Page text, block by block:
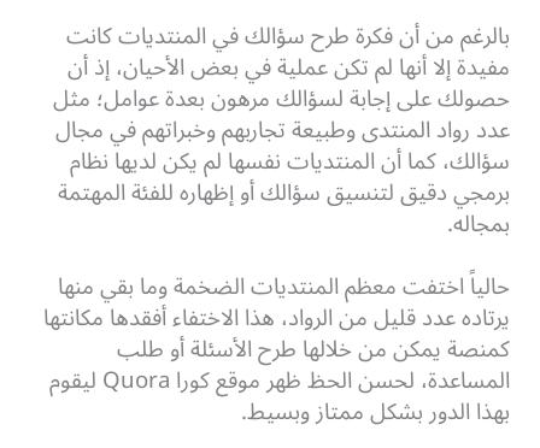
بالرغم من أن فكرة طرح سؤالك في المنتديات كانت
مفيدة إلا أنها لم تكن عملية في بعض الأحيان، إذ أن
حصولك على إجابة لسؤالك مرهون بعدة عوامل؛ مثل
عدد رواد المنتدى وطبيعة تجاربهم وخبراتهم في مجال
سؤالك، كما أن المنتديات نفسها لم يكن لديها نظام
برمجي دقيق لتنسيق سؤالك أو إظهاره للفئة المهتمة
بمجاله.
حالياً اختفت معظم المنتديات الضخمة وما بقي منها
يرتاده عدد قليل من الرواد، هذا الاختفاء أفقدها مكانتها
كمنصة يمكن من خلالها طرح الأسئلة أو طلب
المساعدة، لحسن الحظ ظهر موقع كورا Quora ليقوم
بهذا الدور بشكل ممتاز وبسيط.